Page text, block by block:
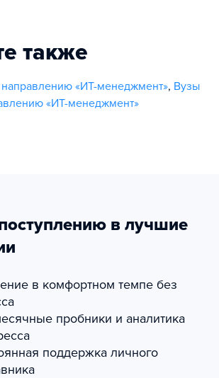
также
«ИТ-менеджмент», Вузы
«ИТ-менеджмент»
в лучшие
в комфортном темпе без
пробники и аналитика
поддержка личного